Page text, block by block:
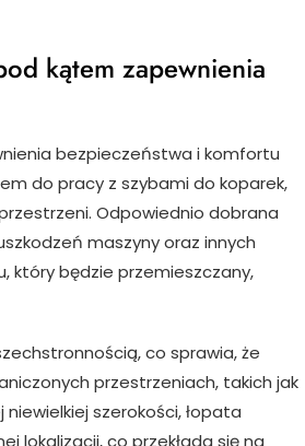
kątem zapewnienia
bezpieczeństwa i komfortu
do pracy z szybami do koparek,
Odpowiednio dobrana
maszyny oraz innych
który będzie przemieszczany,
co sprawia, że
przestrzeniach, takich jak
szerokości, łopata
lokalizacji, co przekłada się na